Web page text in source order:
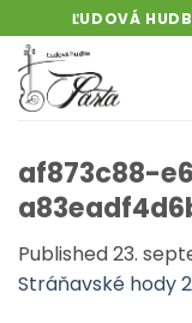
to
content
ĽUDOVÁ
af873c88-
Published23.
Stráňavské hody